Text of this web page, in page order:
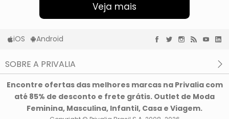
Veja mais
iOS Android
SOBRE A PRIVALIA
Privacidade e Cookies
Condições de uso
Encontre ofertas das melhores marcas na Privalia com
até 85% de desconto e frete grátis. Outlet de Moda
Feminina, Masculina, Infantil, Casa e Viagem.